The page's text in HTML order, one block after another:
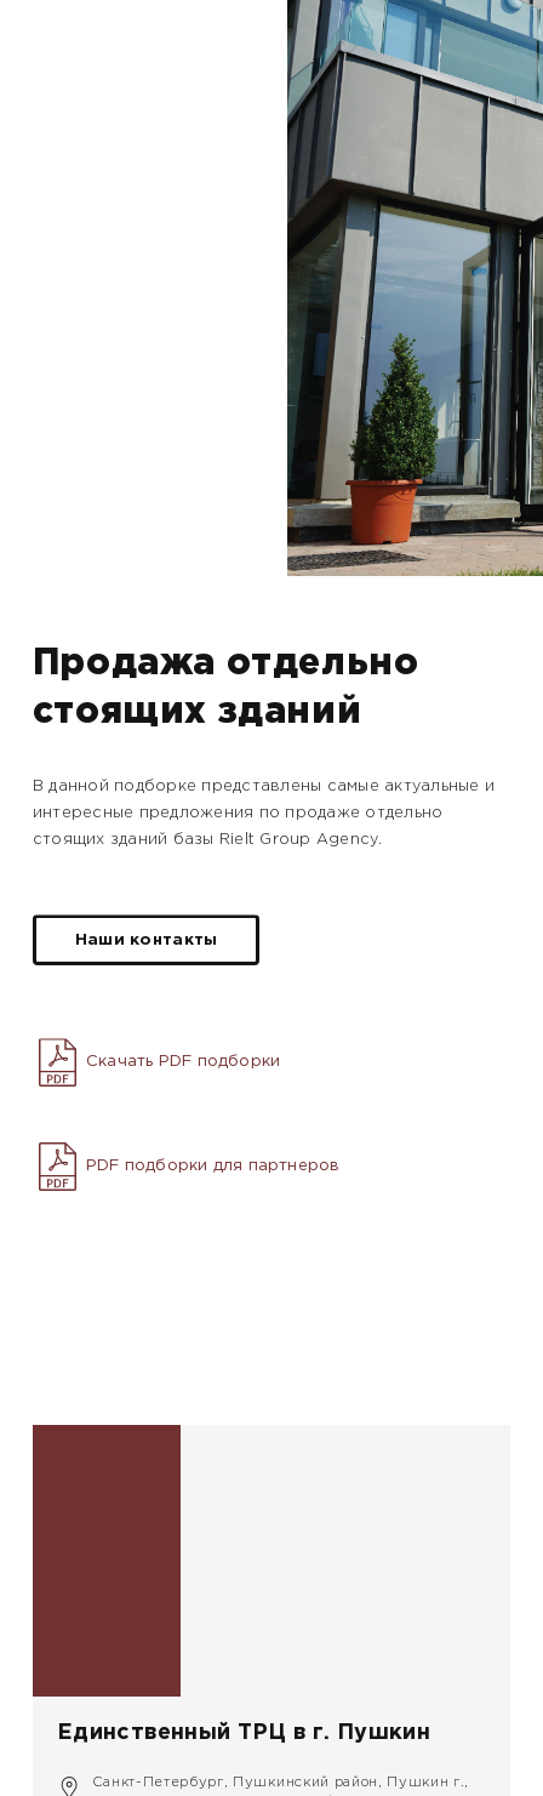
Продажа отдельно
стоящих зданий
В данной подборке представлены самые актуальные и
интересные предложения по продаже отдельно
стоящих зданий базы Rielt Group Agencу.
Наши контакты
Скачать PDF подборки
PDF подборки для партнеров
Единственный ТРЦ в г. Пушкин
Санкт-Петербург, Пушкинский район, Пушкин г.,